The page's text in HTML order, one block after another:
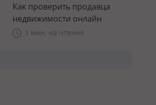
Как проверить продавца
недвижимости онлайн
3 мин. на чтение